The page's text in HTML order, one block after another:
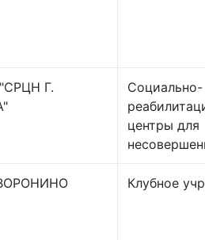
Г.
Социально-
центры для
Клубное